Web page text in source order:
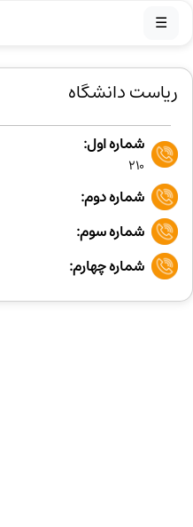
☰
ریاست دانشگاه
شماره اول:
210
شماره دوم:
شماره سوم:
شماره چهارم: